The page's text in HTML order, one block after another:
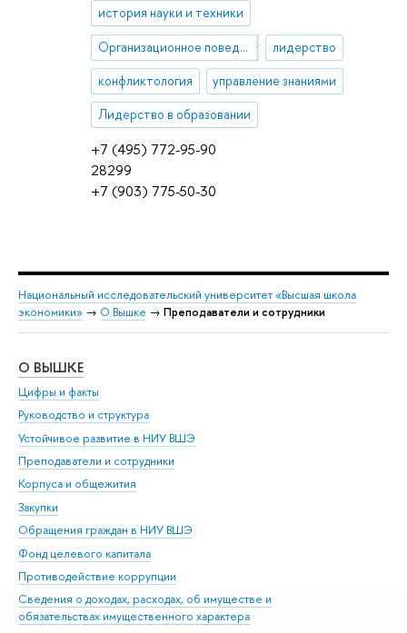
+7 (495) 772-95-90
28299
+7 (903) 775-50-30
история науки и техники
Организационное поведение и психология управления лидерство
конфликтология управление знаниями
Лидерство в образовании
Национальный исследовательский университет «Высшая школа
экономики» → О Вышке → Преподаватели и сотрудники
О ВЫШКЕ
Цифры и факты
Руководство и структура
Устойчивое развитие в НИУ ВШЭ
Преподаватели и сотрудники
Корпуса и общежития
Закупки
Обращения граждан в НИУ ВШЭ
Фонд целевого капитала
Противодействие коррупции
Сведения о доходах, расходах, об имуществе и
обязательствах имущественного характера